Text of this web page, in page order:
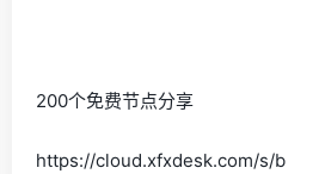
200个免费节点分享
https://cloud.xfxdesk.com/s/b